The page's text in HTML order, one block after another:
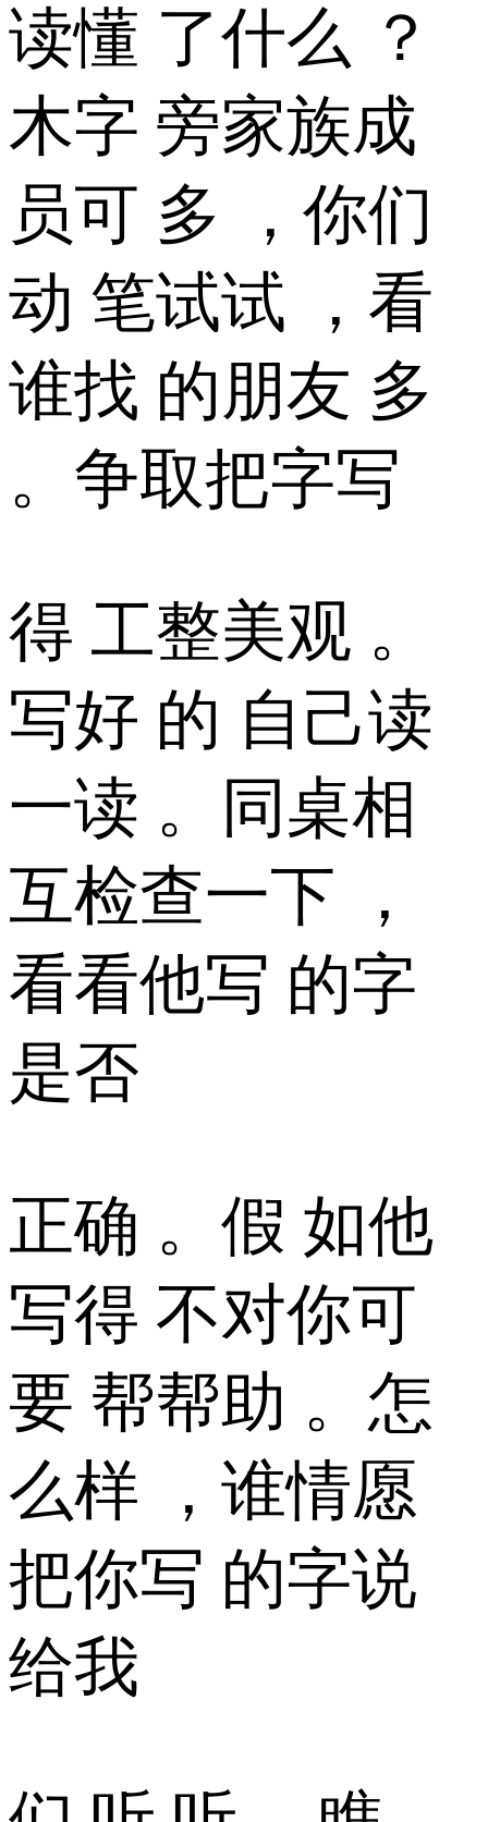
读懂 了什么 ？
木字 旁家族成
员可 多 ，你们
动 笔试试 ，看
谁找 的朋友 多
。争取把字写
得 工整美观 。
写好 的 自己读
一读 。同桌相
互检查一下 ，
看看他写 的字
是否
正确 。假 如他
写得 不对你可
要 帮帮助 。怎
么样 ，谁情愿
把你写 的字说
给我